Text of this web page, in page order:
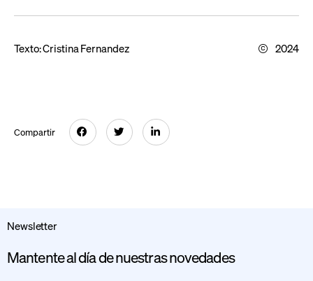
Texto:Cristina Fernandez 2024
Compartir
Newsletter
Mantente al día de nuestras novedades